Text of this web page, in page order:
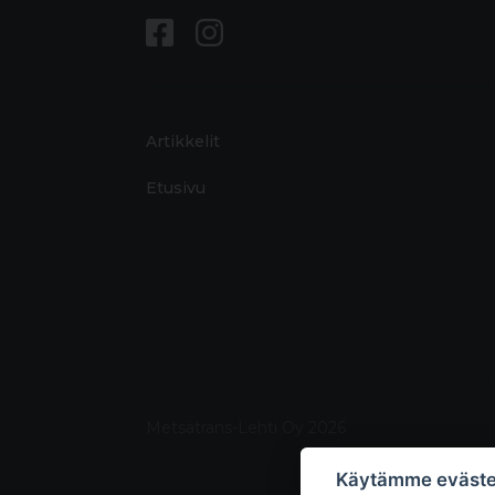
Artikkelit
Etusivu
Käytämme